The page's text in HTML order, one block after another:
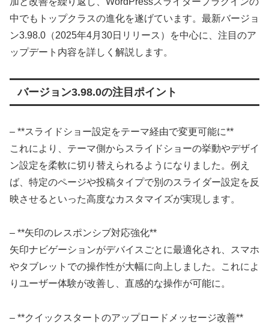
中でもトップクラスの進化を遂げています。最新バージョ
ン3.98.0（2025年4月30日リリース）を中心に、注目のア
ップデート内容を詳しく解説します。
バージョン3.98.0の注目ポイント
– **スライドショー設定をテーマ経由で変更可能に**
これにより、テーマ側からスライドショーの挙動やデザイ
ン設定を柔軟に切り替えられるようになりました。例え
ば、特定のページや投稿タイプで別のスライダー設定を反
映させるといった高度なカスタマイズが実現します。
– **矢印のレスポンシブ対応強化**
矢印ナビゲーションがデバイスごとに最適化され、スマホ
やタブレットでの操作性が大幅に向上しました。これによ
りユーザー体験が改善し、直感的な操作が可能に。
– **クイックスタートのアップロードメッセージ改善**